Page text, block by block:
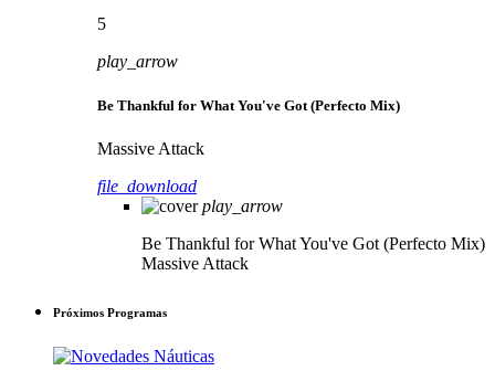
5
play_arrow
Be Thankful for What You've Got (Perfecto Mix)
Massive Attack
file_download
play_arrow
Be Thankful for What You've Got (Perfecto Mix)
Massive Attack
Próximos Programas